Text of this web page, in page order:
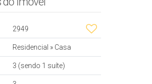
2949
Residencial » Casa
3 (sendo 1 suíte)